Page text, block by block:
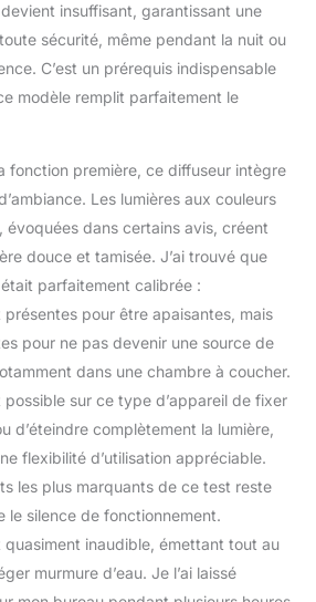
faible pour
l'aromathérapie et
l'humidification. La
fonction d'arrêt
surchauffer au cas
où il manque d'eau.
Et la ventouse
unique au fond peut
résister aux forces
latérales et
empêcher les
chutes, ce qui est
votre bébé et vos
animaux de
compagnie.
devient insuffisant, garantissant une
sécurité, même pendant la nuit ou
C’est un prérequis indispensable
modèle remplit parfaitement le
fonction première, ce diffuseur intègre
Les lumières aux couleurs
évoquées dans certains avis, créent
douce et tamisée. J’ai trouvé que
parfaitement calibrée :
présentes pour être apaisantes, mais
pour ne pas devenir une source de
dans une chambre à coucher.
possible sur ce type d’appareil de fixer
d’éteindre complètement la lumière,
flexibilité d’utilisation appréciable.
les plus marquants de ce test reste
le silence de fonctionnement.
quasiment inaudible, émettant tout au
murmure d’eau. Je l’ai laissé